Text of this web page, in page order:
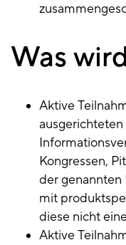
Was
Aktive
Kongressen,
der genannten
mit
diese nicht
Aktive